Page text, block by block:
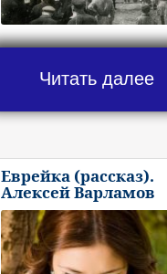
Читать далее
Еврейка (рассказ).
Алексей Варламов